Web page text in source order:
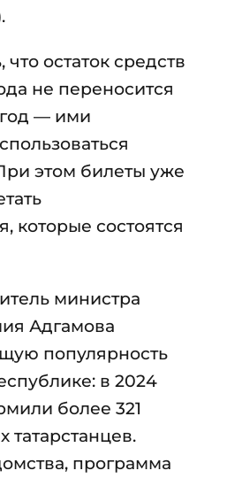
остаток средств
не переносится
— ими
этом билеты уже
которые состоятся
министра
Адгамова
популярность
в 2024
более 321
татарстанцев.
программа